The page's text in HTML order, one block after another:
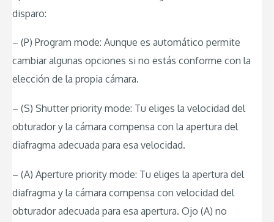
disparo:
– (P) Program mode: Aunque es automático permite
cambiar algunas opciones si no estás conforme con la
elección de la propia cámara.
– (S) Shutter priority mode: Tu eliges la velocidad del
obturador y la cámara compensa con la apertura del
diafragma adecuada para esa velocidad.
– (A) Aperture priority mode: Tu eliges la apertura del
diafragma y la cámara compensa con velocidad del
obturador adecuada para esa apertura. Ojo (A) no